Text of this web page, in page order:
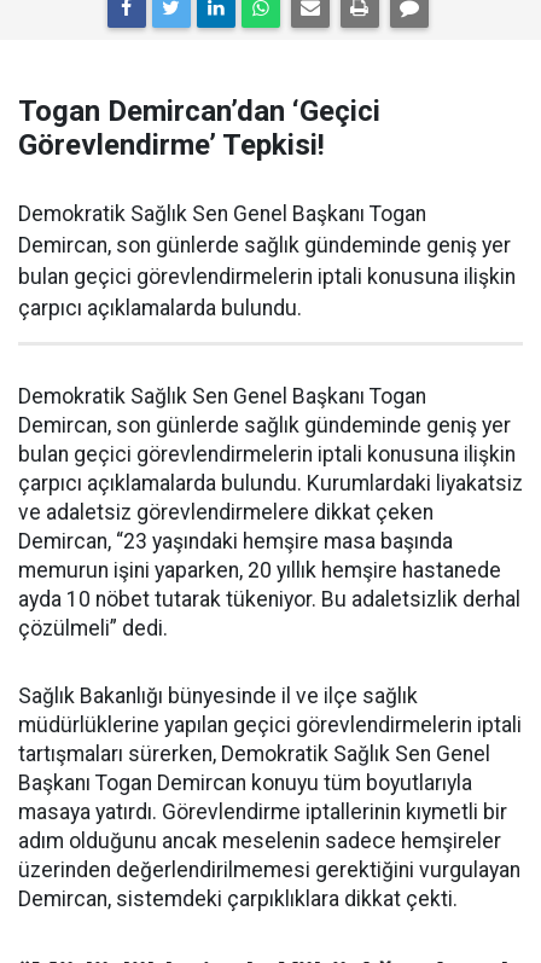
Togan Demircan’dan ‘Geçici
Görevlendirme’ Tepkisi!
Demokratik Sağlık Sen Genel Başkanı Togan
Demircan, son günlerde sağlık gündeminde geniş yer
bulan geçici görevlendirmelerin iptali konusuna ilişkin
çarpıcı açıklamalarda bulundu.
Demokratik Sağlık Sen Genel Başkanı Togan
Demircan, son günlerde sağlık gündeminde geniş yer
bulan geçici görevlendirmelerin iptali konusuna ilişkin
çarpıcı açıklamalarda bulundu. Kurumlardaki liyakatsiz
ve adaletsiz görevlendirmelere dikkat çeken
Demircan, “23 yaşındaki hemşire masa başında
memurun işini yaparken, 20 yıllık hemşire hastanede
ayda 10 nöbet tutarak tükeniyor. Bu adaletsizlik derhal
çözülmeli” dedi.
Sağlık Bakanlığı bünyesinde il ve ilçe sağlık
müdürlüklerine yapılan geçici görevlendirmelerin iptali
tartışmaları sürerken, Demokratik Sağlık Sen Genel
Başkanı Togan Demircan konuyu tüm boyutlarıyla
masaya yatırdı. Görevlendirme iptallerinin kıymetli bir
adım olduğunu ancak meselenin sadece hemşireler
üzerinden değerlendirilmemesi gerektiğini vurgulayan
Demircan, sistemdeki çarpıklıklara dikkat çekti.